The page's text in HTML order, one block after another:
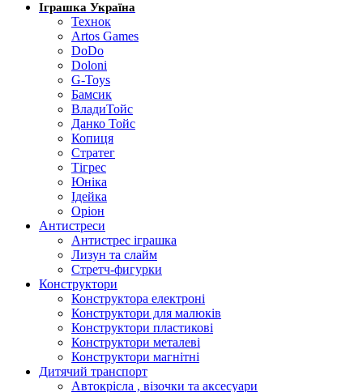
Іграшка Україна
Технок
Artos Games
DoDo
Doloni
G-Toys
Бамсик
ВладиТойс
Данко Тойс
Копиця
Стратег
Тігрес
Юніка
Ідейка
Оріон
Антистреси
Антистрес іграшка
Лизун та слайм
Стретч-фигурки
Конструктори
Конструктора електроні
Конструктори для малюків
Конструктори пластикові
Конструктори металеві
Конструктори магнітні
Дитячий транспорт
Автокрісла , візочки та аксесуари